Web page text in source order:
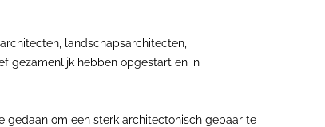
landschapsarchitecten,
gezamenlijk hebben opgestart en in
gedaan om een sterk architectonisch gebaar te